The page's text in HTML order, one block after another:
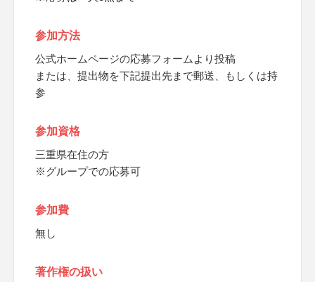
参加方法
公式ホームページの応募フォームより投稿
または、提出物を下記提出先まで郵送、もしくは持
参
参加資格
三重県在住の方
※グループでの応募可
参加費
無し
著作権の扱い